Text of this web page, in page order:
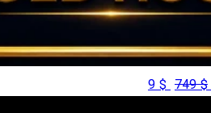
$
749
قیمت
$
9 قیمت